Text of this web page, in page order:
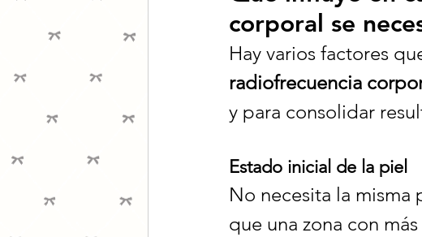
corporal se
Hay varios factores
radiofrecuencia
y para consolidar
Estado inicial de la piel
No necesita la
que una zona con